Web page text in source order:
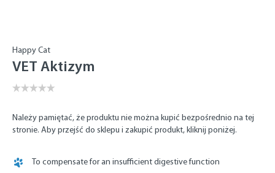
Happy Cat
VET Aktizym
Należy pamiętać, że produktu nie można kupić bezpośrednio na tej
stronie. Aby przejść do sklepu i zakupić produkt, kliknij poniżej.
To compensate for an insufficient digestive function